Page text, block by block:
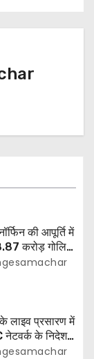
की आपूर्ति में
करोड़ गोलियां
के लाइव प्रसारण में
नेटवर्क के निदेशक